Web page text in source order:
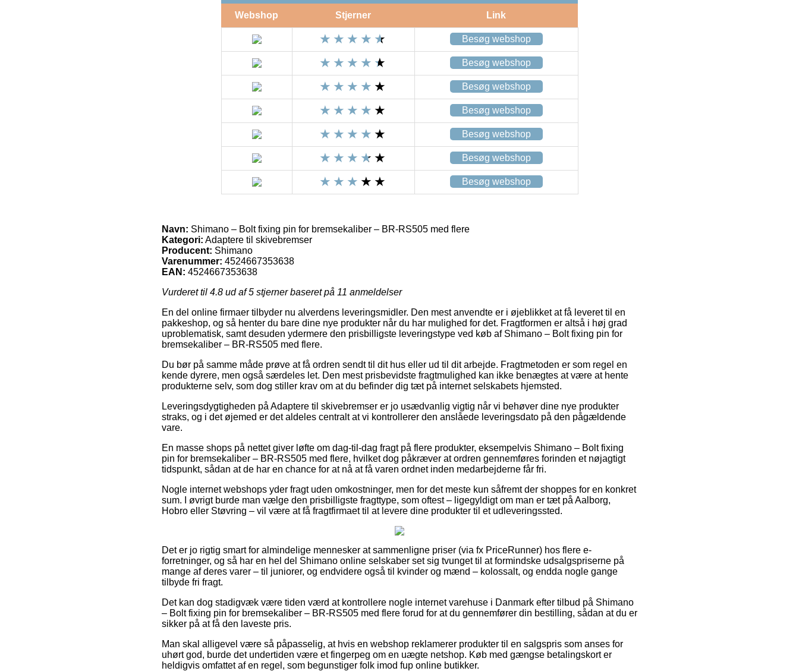
Webshop Stjerner Link
Besøg webshop
Besøg webshop
Besøg webshop
Besøg webshop
Besøg webshop
Besøg webshop
Besøg webshop
Navn: Shimano – Bolt fixing pin for bremsekaliber – BR-RS505 med flere
Kategori: Adaptere til skivebremser
Producent: Shimano
Varenummer: 4524667353638
EAN: 4524667353638
Vurderet til 4.8 ud af 5 stjerner baseret på 11 anmeldelser
En del online firmaer tilbyder nu alverdens leveringsmidler. Den mest anvendte er i øjeblikket at få leveret til en
pakkeshop, og så henter du bare dine nye produkter når du har mulighed for det. Fragtformen er altså i høj grad
uproblematisk, samt desuden ydermere den prisbilligste leveringstype ved køb af Shimano – Bolt fixing pin for
bremsekaliber – BR-RS505 med flere.
Du bør på samme måde prøve at få ordren sendt til dit hus eller ud til dit arbejde. Fragtmetoden er som regel en
kende dyrere, men også særdeles let. Den mest prisbevidste fragtmulighed kan ikke benægtes at være at hente
produkterne selv, som dog stiller krav om at du befinder dig tæt på internet selskabets hjemsted.
Leveringsdygtigheden på Adaptere til skivebremser er jo usædvanlig vigtig når vi behøver dine nye produkter
straks, og i det øjemed er det aldeles centralt at vi kontrollerer den anslåede leveringsdato på den pågældende
vare.
En masse shops på nettet giver løfte om dag-til-dag fragt på flere produkter, eksempelvis Shimano – Bolt fixing
pin for bremsekaliber – BR-RS505 med flere, hvilket dog påkræver at ordren gennemføres forinden et nøjagtigt
tidspunkt, sådan at de har en chance for at nå at få varen ordnet inden medarbejderne får fri.
Nogle internet webshops yder fragt uden omkostninger, men for det meste kun såfremt der shoppes for en konkret
sum. I øvrigt burde man vælge den prisbilligste fragttype, som oftest – ligegyldigt om man er tæt på Aalborg,
Hobro eller Støvring – vil være at få fragtfirmaet til at levere dine produkter til et udleveringssted.
Det er jo rigtig smart for almindelige mennesker at sammenligne priser (via fx PriceRunner) hos flere e-
forretninger, og så har en hel del Shimano online selskaber set sig tvunget til at formindske udsalgspriserne på
mange af deres varer – til juniorer, og endvidere også til kvinder og mænd – kolossalt, og endda nogle gange
tilbyde fri fragt.
Det kan dog stadigvæk være tiden værd at kontrollere nogle internet varehuse i Danmark efter tilbud på Shimano
– Bolt fixing pin for bremsekaliber – BR-RS505 med flere forud for at du gennemfører din bestilling, sådan at du er
sikker på at få den laveste pris.
Man skal alligevel være så påpasselig, at hvis en webshop reklamerer produkter til en salgspris som anses for
uhørt god, burde det undertiden være et fingerpeg om en uægte netshop. Køb med gængse betalingskort er
heldigvis omfattet af en regel, som begunstiger folk imod fup online butikker.